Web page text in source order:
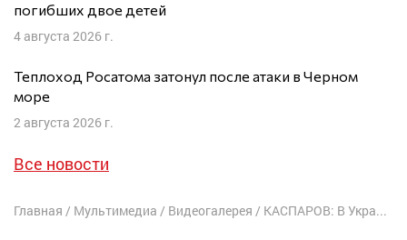
погибших двое детей
4 августа 2026 г.
Теплоход Росатома затонул после атаки в Черном
море
2 августа 2026 г.
Все новости
Главная / Мультимедиа / Видеогалерея / КАСПАРОВ: В Украине идет ПОСЛЕДНЯЯ БИТВА Золотой Орды, которую представляет Путин, с Киевской Русью